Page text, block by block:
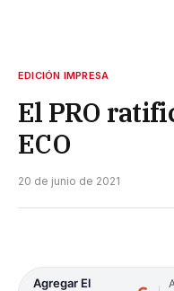
EDICIÓN IMPRESA
El PRO
ECO
20 de junio de 2021
Agregar El